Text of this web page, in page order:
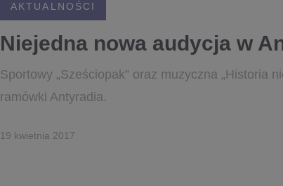
AKTUALNOŚCI
Niejedna nowa audycja w
Sportowy „Sześciopak” oraz muzyczna „Historia
ramówki Antyradia.
19 kwietnia 2017